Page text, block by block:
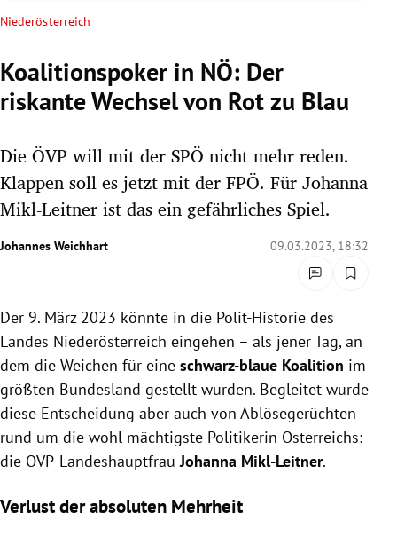
Untermenü
Untermenü
Untermenü
Untermenü
Untermenü
Untermenü
Untermenü
Niederösterreich
Koalitionspoker in NÖ: Der
riskante Wechsel von Rot zu Blau
Die ÖVP will mit der SPÖ nicht mehr reden.
Klappen soll es jetzt mit der FPÖ. Für Johanna
Mikl-Leitner ist das ein gefährliches Spiel.
Johannes Weichhart 09.03.2023, 18:32
Der 9. März 2023 könnte in die Polit-Historie des
Landes Niederösterreich eingehen – als jener Tag, an
dem die Weichen für eine schwarz-blaue Koalition im
größten Bundesland gestellt wurden. Begleitet wurde
diese Entscheidung aber auch von Ablösegerüchten
rund um die wohl mächtigste Politikerin Österreichs:
die ÖVP-LandeshauptfrauJohanna Mikl-Leitner.
Verlust der absoluten Mehrheit